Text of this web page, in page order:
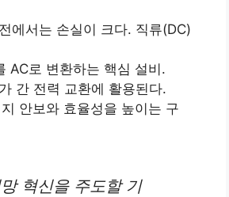
에서는 손실이 크다. 직류(DC)
AC로 변환하는 핵심 설비.
간 전력 교환에 활용된다.
안보와 효율성을 높이는 구
혁신을 주도할 기